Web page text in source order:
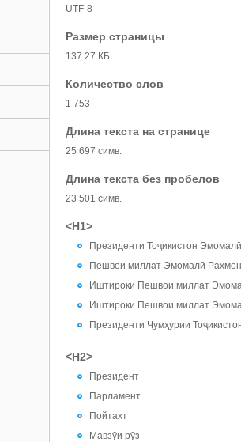
UTF-8
Размер страницы
137.27 КБ
Количество слов
1 753
Длина текста на странице
25 697 симв.
Длина текста без пробелов
23 501 симв.
<H1>
Президенти Тоҷикистон
Пешвои миллат Эмомалӣ Раҳмон
Иштироки Пешвои миллат
Иштироки Пешвои миллат
Президенти Ҷумҳурии
<H2>
Президент
Парламент
Пойтахт
Мавзӯи рӯз